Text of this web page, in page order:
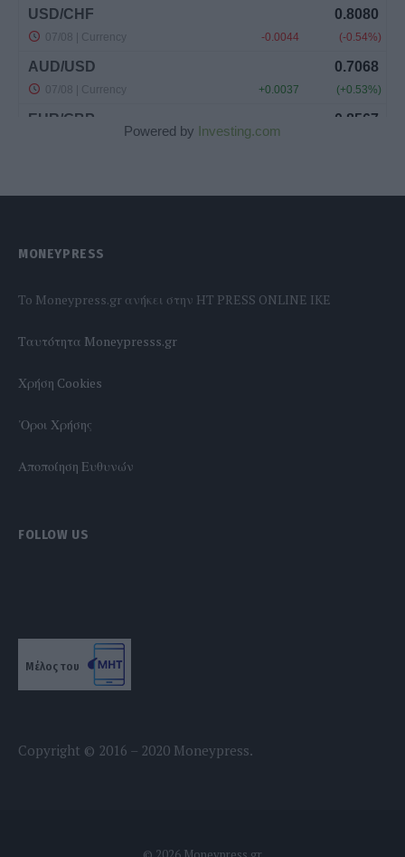
Powered by Investing.com
MONEYPRESS
To Moneypress.gr ανήκει στην HT PRESS ONLINE IKE
Tαυτότητα Moneypresss.gr
Χρήση Cookies
'Οροι Χρήσης
Αποποίηση Ευθυνών
FOLLOW US
Μέλος του
Copyright © 2016 – 2020 Moneypress.